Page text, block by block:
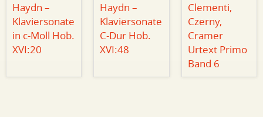
Haydn –
Klaviersonate
in c-Moll Hob.
XVI:20
Haydn –
Klaviersonate
C-Dur Hob.
XVI:48
Clementi,
Czerny,
Cramer
Urtext Primo
Band 6